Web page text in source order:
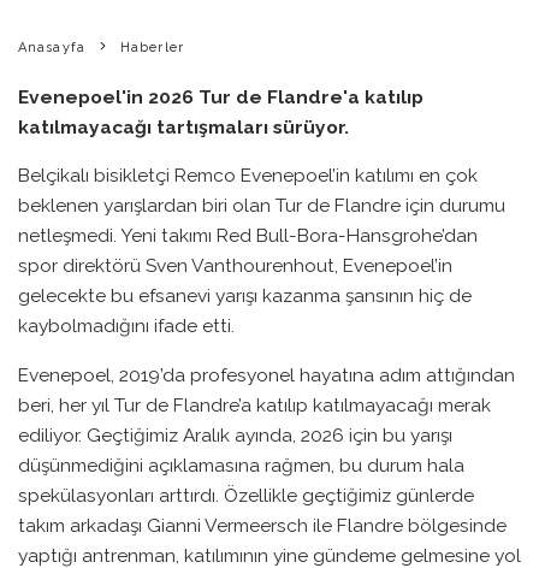
Anasayfa Haberler
Evenepoel'in 2026 Tur de Flandre'a katılıp
katılmayacağı tartışmaları sürüyor.
Belçikalı bisikletçi Remco Evenepoel’in katılımı en çok
beklenen yarışlardan biri olan Tur de Flandre için durumu
netleşmedi. Yeni takımı Red Bull-Bora-Hansgrohe’dan
spor direktörü Sven Vanthourenhout, Evenepoel’in
gelecekte bu efsanevi yarışı kazanma şansının hiç de
kaybolmadığını ifade etti.
Evenepoel, 2019’da profesyonel hayatına adım attığından
beri, her yıl Tur de Flandre’a katılıp katılmayacağı merak
ediliyor. Geçtiğimiz Aralık ayında, 2026 için bu yarışı
düşünmediğini açıklamasına rağmen, bu durum hala
spekülasyonları arttırdı. Özellikle geçtiğimiz günlerde
takım arkadaşı Gianni Vermeersch ile Flandre bölgesinde
yaptığı antrenman, katılımının yine gündeme gelmesine yol